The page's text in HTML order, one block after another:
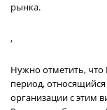
рынка.
,
Нужно отметить,
период,
организации с этим